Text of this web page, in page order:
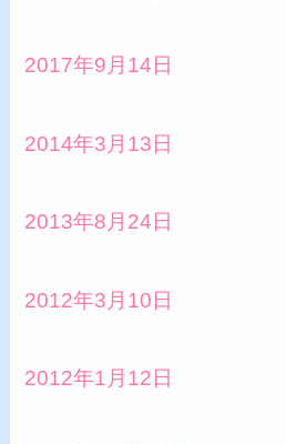
2017年9月14日
2014年3月13日
2013年8月24日
2012年3月10日
2012年1月12日